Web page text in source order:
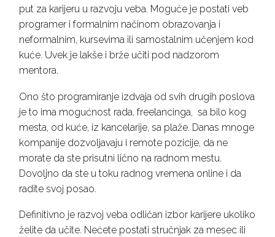
put za karijeru u razvoju veba. Moguće je postati veb
programer i formalnim načinom obrazovanja i
neformalnim, kursevima ili samostalnim učenjem kod
kuće. Uvek je lakše i brže učiti pod nadzorom
mentora.
Ono što programiranje izdvaja od svih drugih poslova
je to ima mogućnost rada, freelancinga, sa bilo kog
mesta, od kuće, iz kancelarije, sa plaže. Danas mnoge
kompanije dozvoljavaju i remote pozicije, da ne
morate da ste prisutni lično na radnom mestu.
Dovoljno da ste u toku radnog vremena online i da
radite svoj posao.
Definitivno je razvoj veba odličan izbor karijere ukoliko
želite da učite. Nećete postati stručnjak za mesec ili